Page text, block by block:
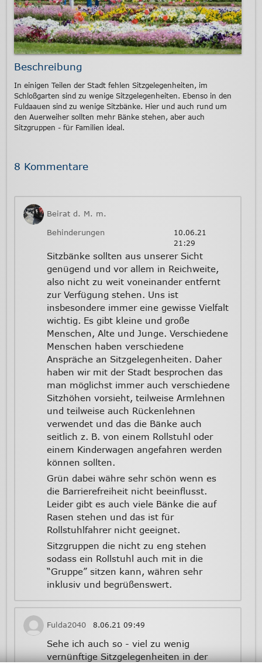
Beschreibung
In einigen Teilen der Stadt fehlen Sitzgelegenheiten, im
Schloßgarten sind zu wenige Sitzgelegenheiten. Ebenso in den
Fuldaauen sind zu wenige Sitzbänke. Hier und auch rund um
den Auerweiher sollten mehr Bänke stehen, aber auch
Sitzgruppen - für Familien ideal.
8 Kommentare
Beirat d. M. m.
Behinderungen
10.06.21
21:29
Sitzbänke sollten aus unserer Sicht
genügend und vor allem in Reichweite,
also nicht zu weit voneinander entfernt
zur Verfügung stehen. Uns ist
insbesondere immer eine gewisse Vielfalt
wichtig. Es gibt kleine und große
Menschen, Alte und Junge. Verschiedene
Menschen haben verschiedene
Anspräche an Sitzgelegenheiten. Daher
haben wir mit der Stadt besprochen das
man möglichst immer auch verschiedene
Sitzhöhen vorsieht, teilweise Armlehnen
und teilweise auch Rückenlehnen
verwendet und das die Bänke auch
seitlich z. B. von einem Rollstuhl oder
einem Kinderwagen angefahren werden
können sollten.
Grün dabei währe sehr schön wenn es
die Barrierefreiheit nicht beeinflusst.
Leider gibt es auch viele Bänke die auf
Rasen stehen und das ist für
Rollstuhlfahrer nicht geeignet.
Sitzgruppen die nicht zu eng stehen
sodass ein Rollstuhl auch mit in die
“Gruppe” sitzen kann, währen sehr
inklusiv und begrüßenswert.
Fulda2040 8.06.21 09:49
Sehe ich auch so - viel zu wenig
vernünftige Sitzgelegenheiten in der